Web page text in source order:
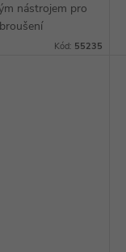
nástrojem pro
Kód: 55235